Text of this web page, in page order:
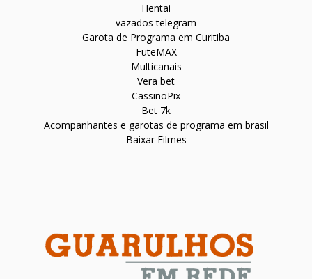
Hentai
vazados telegram
Garota de Programa em Curitiba
FuteMAX
Multicanais
Vera bet
CassinoPix
Bet 7k
Acompanhantes e garotas de programa em brasil
Baixar Filmes